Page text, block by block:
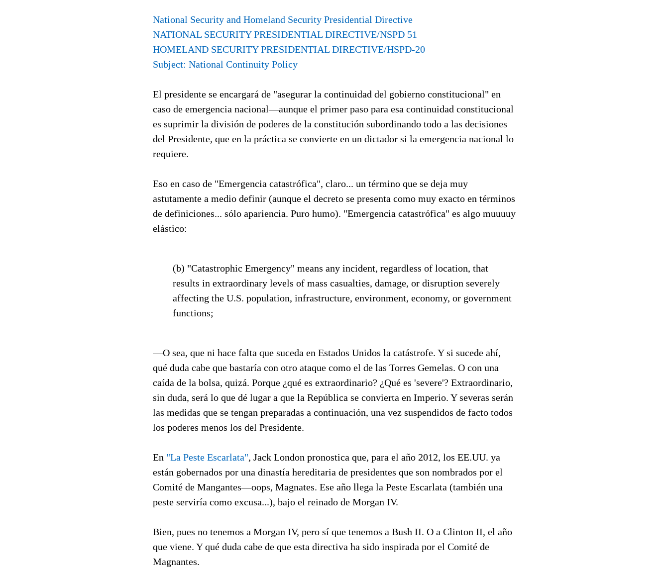
National Security and Homeland Security Presidential Directive
NATIONAL SECURITY PRESIDENTIAL DIRECTIVE/NSPD 51
HOMELAND SECURITY PRESIDENTIAL DIRECTIVE/HSPD-20
Subject: National Continuity Policy
El presidente se encargará de "asegurar la continuidad del gobierno constitucional" en
caso de emergencia nacional—aunque el primer paso para esa continuidad constitucional
es suprimir la división de poderes de la constitución subordinando todo a las decisiones
del Presidente, que en la práctica se convierte en un dictador si la emergencia nacional lo
requiere.
Eso en caso de "Emergencia catastrófica", claro... un término que se deja muy
astutamente a medio definir (aunque el decreto se presenta como muy exacto en términos
de definiciones... sólo apariencia. Puro humo). "Emergencia catastrófica" es algo muuuuy
elástico:
(b) "Catastrophic Emergency" means any incident, regardless of location, that
results in extraordinary levels of mass casualties, damage, or disruption severely
affecting the U.S. population, infrastructure, environment, economy, or government
functions;
—O sea, que ni hace falta que suceda en Estados Unidos la catástrofe. Y si sucede ahí,
qué duda cabe que bastaría con otro ataque como el de las Torres Gemelas. O con una
caída de la bolsa, quizá. Porque ¿qué es extraordinario? ¿Qué es 'severe'? Extraordinario,
sin duda, será lo que dé lugar a que la República se convierta en Imperio. Y severas serán
las medidas que se tengan preparadas a continuación, una vez suspendidos de facto todos
los poderes menos los del Presidente.
En "La Peste Escarlata", Jack London pronostica que, para el año 2012, los EE.UU. ya
están gobernados por una dinastía hereditaria de presidentes que son nombrados por el
Comité de Mangantes—oops, Magnates. Ese año llega la Peste Escarlata (también una
peste serviría como excusa...), bajo el reinado de Morgan IV.
Bien, pues no tenemos a Morgan IV, pero sí que tenemos a Bush II. O a Clinton II, el año
que viene. Y qué duda cabe de que esta directiva ha sido inspirada por el Comité de
Magnantes.